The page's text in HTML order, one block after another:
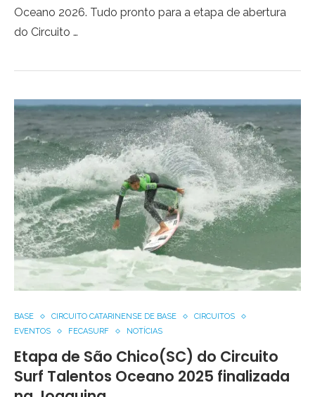
Oceano 2026. Tudo pronto para a etapa de abertura
do Circuito …
BASE CIRCUITO CATARINENSE DE BASE
CIRCUITOS
EVENTOS
FECASURF NOTÍCIAS
Etapa de São Chico(SC) do Circuito
Surf Talentos Oceano 2025 finalizada